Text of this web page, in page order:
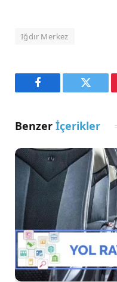
Iğdır Merkez
Facebook Twitter
Benzer İçerikler